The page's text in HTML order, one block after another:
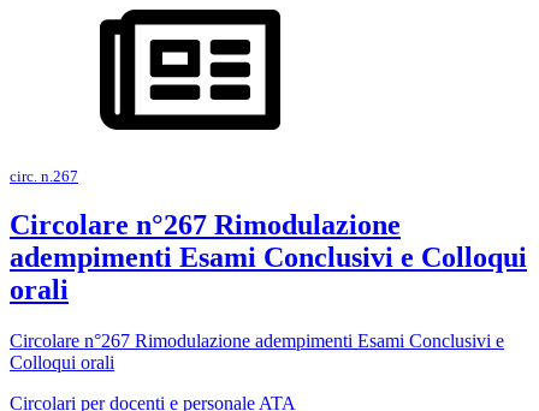
circ. n.267
Circolare n°267 Rimodulazione
adempimenti Esami Conclusivi e Colloqui
orali
Circolare n°267 Rimodulazione adempimenti Esami Conclusivi e
Colloqui orali
Circolari per docenti e personale ATA